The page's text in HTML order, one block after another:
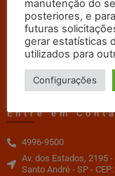
Navegue
Entre em
4996-9500
Av. dos Estados, 2195
Santo André - SP -
manutenção do
posteriores, e
futuras
gerar estatísticas
utilizados para
Configurações